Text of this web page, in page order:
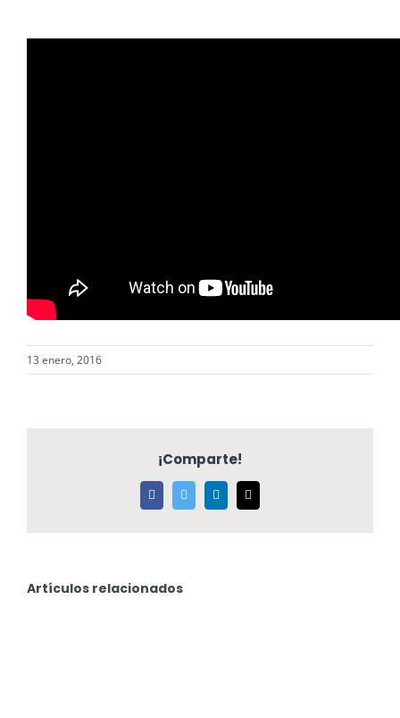
13 enero, 2016
¡Comparte!
FacebookTwitter LinkedIn
electrónico
Artículos relacionados